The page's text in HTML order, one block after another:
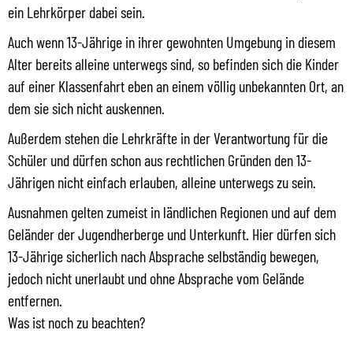
ein Lehrkörper dabei sein.
Auch wenn 13-Jährige in ihrer gewohnten Umgebung in diesem
Alter bereits alleine unterwegs sind, so befinden sich die Kinder
auf einer Klassenfahrt eben an einem völlig unbekannten Ort, an
dem sie sich nicht auskennen.
Außerdem stehen die Lehrkräfte in der Verantwortung für die
Schüler und dürfen schon aus rechtlichen Gründen den 13-
Jährigen nicht einfach erlauben, alleine unterwegs zu sein.
Ausnahmen gelten zumeist in ländlichen Regionen und auf dem
Geländer der Jugendherberge und Unterkunft. Hier dürfen sich
13-Jährige sicherlich nach Absprache selbständig bewegen,
jedoch nicht unerlaubt und ohne Absprache vom Gelände
entfernen.
Was ist noch zu beachten?